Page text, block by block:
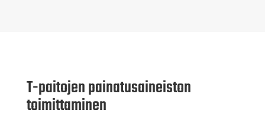
T-paitojen painatusaineiston
toimittaminen